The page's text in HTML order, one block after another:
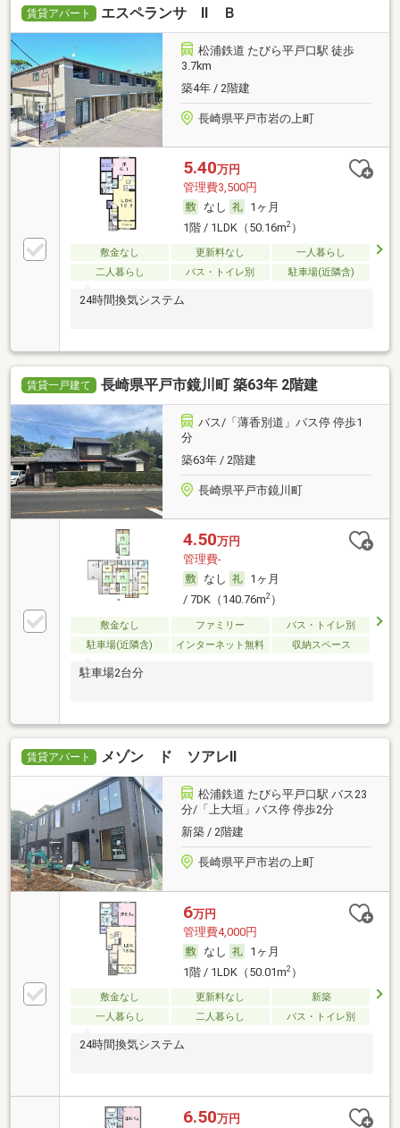
賃貸アパート エスペランサ Ⅱ Ｂ
松浦鉄道 たびら平戸口駅 徒歩
3.7km
築4年 / 2階建
長崎県平戸市岩の上町
5.40万円
管理費3,500円
なし
1ヶ月
1階 / 1LDK（50.16m2）
敷金なし 更新料なし
一人暮らし
二人暮らし
バス・トイレ別 駐車場(近隣含)
24時間換気システム
賃貸一戸建て 長崎県平戸市鏡川町 築63年 2階建
バス/「薄香別道」バス停 停歩1
分
築63年 / 2階建
長崎県平戸市鏡川町
4.50万円
管理費-
なし
1ヶ月
/ 7DK（140.76m2）
敷金なし ファミリー
バス・トイレ別
駐車場(近隣含)
インターネット無料 収納スペース
駐車場2台分
賃貸アパート メゾン ド ソアレⅡ
松浦鉄道 たびら平戸口駅 バス23
分/「上大垣」バス停 停歩2分
新築 / 2階建
長崎県平戸市岩の上町
6万円
管理費4,000円
なし
1ヶ月
1階 / 1LDK（50.01m2）
敷金なし 更新料なし
新築
一人暮らし
二人暮らし バス・トイレ別
24時間換気システム
6.50万円